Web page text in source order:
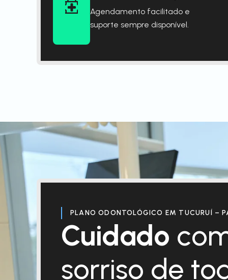
Agendamento facilitado e
suporte sempre disponível.
PLANO ODONTOLÓGICO EM TUCURUÍ –
Cuidado
sorriso de